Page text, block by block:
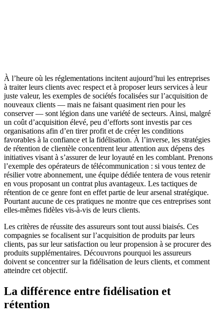
À l’heure où les réglementations incitent aujourd’hui les entreprises
à traiter leurs clients avec respect et à proposer leurs services à leur
juste valeur, les exemples de sociétés focalisées sur l’acquisition de
nouveaux clients — mais ne faisant quasiment rien pour les
conserver — sont légion dans une variété de secteurs. Ainsi, malgré
un coût d’acquisition élevé, peu d’efforts sont investis par ces
organisations afin d’en tirer profit et de créer les conditions
favorables à la confiance et la fidélisation. À l’inverse, les stratégies
de rétention de clientèle concentrent leur attention aux dépens des
initiatives visant à s’assurer de leur loyauté en les comblant. Prenons
l’exemple des opérateurs de télécommunication : si vous tentez de
résilier votre abonnement, une équipe dédiée tentera de vous retenir
en vous proposant un contrat plus avantageux. Les tactiques de
rétention de ce genre font en effet partie de leur arsenal stratégique.
Pourtant aucune de ces pratiques ne montre que ces entreprises sont
elles-mêmes fidèles vis-à-vis de leurs clients.
Les critères de réussite des assureurs sont tout aussi biaisés. Ces
compagnies se focalisent sur l’acquisition de produits par leurs
clients, pas sur leur satisfaction ou leur propension à se procurer des
produits supplémentaires. Découvrons pourquoi les assureurs
doivent se concentrer sur la fidélisation de leurs clients, et comment
atteindre cet objectif.
La différence entre fidélisation et
rétention